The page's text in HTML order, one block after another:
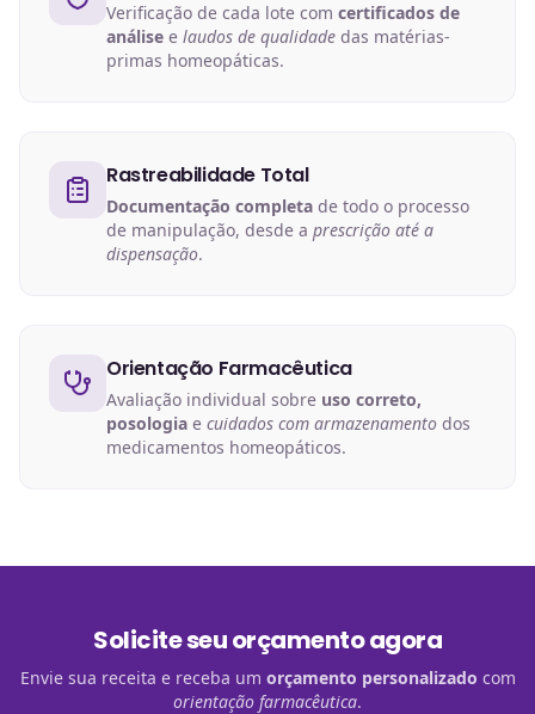
Verificação de cada lote com certificados de
análise e laudos de qualidade das matérias-
primas homeopáticas.
Rastreabilidade Total
Documentação completa de todo o processo
de manipulação, desde a prescrição até a
dispensação.
Orientação Farmacêutica
Avaliação individual sobre uso correto,
posologia e cuidados com armazenamento dos
medicamentos homeopáticos.
Solicite seu orçamento agora
Envie sua receita e receba um orçamento personalizado com
orientação farmacêutica.